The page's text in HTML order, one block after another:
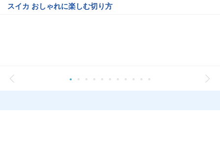
スイカ おしゃれに楽しむ切り方